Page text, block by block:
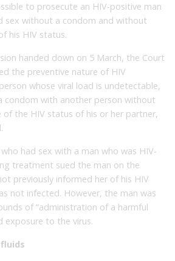
to prosecute an HIV-positive man
sex without a condom and without
his HIV status.
handed down on 5 March, the Court
the preventive nature of HIV
whose viral load is undetectable,
condom with another person without
the HIV status of his or her partner,
had sex with a man who was HIV-
treatment sued the man on the
previously informed her of his HIV
not infected. However, the man was
of “administration of a harmful
exposure to the virus.